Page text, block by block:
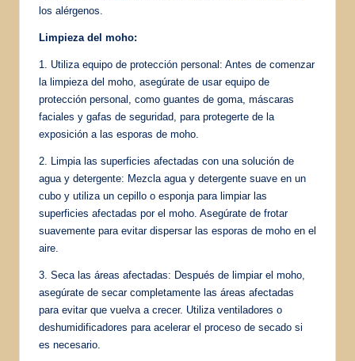
los alérgenos.
Limpieza del moho:
1. Utiliza equipo de protección personal: Antes de comenzar
la limpieza del moho, asegúrate de usar equipo de
protección personal, como guantes de goma, máscaras
faciales y gafas de seguridad, para protegerte de la
exposición a las esporas de moho.
2. Limpia las superficies afectadas con una solución de
agua y detergente: Mezcla agua y detergente suave en un
cubo y utiliza un cepillo o esponja para limpiar las
superficies afectadas por el moho. Asegúrate de frotar
suavemente para evitar dispersar las esporas de moho en el
aire.
3. Seca las áreas afectadas: Después de limpiar el moho,
asegúrate de secar completamente las áreas afectadas
para evitar que vuelva a crecer. Utiliza ventiladores o
deshumidificadores para acelerar el proceso de secado si
es necesario.